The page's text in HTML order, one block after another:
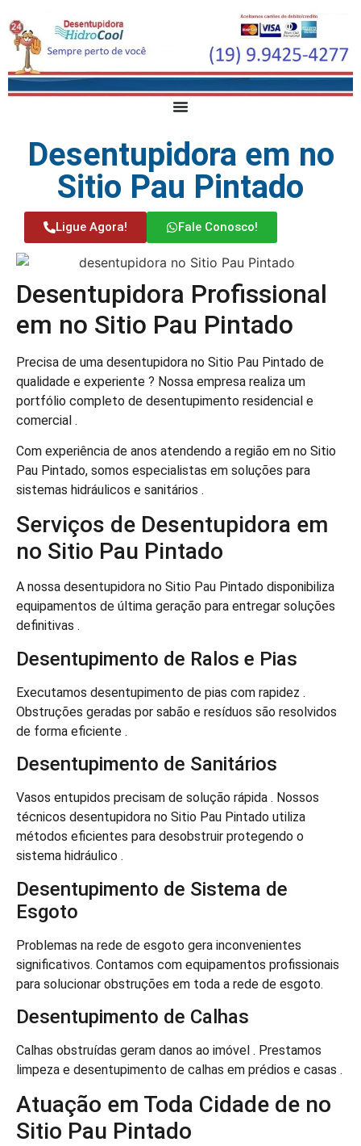
Desentupidora em no
Sitio Pau Pintado
Ligue Agora! Fale Conosco!
Desentupidora Profissional
em no Sitio Pau Pintado
Precisa de uma desentupidora no Sitio Pau Pintado de
qualidade e experiente ? Nossa empresa realiza um
portfólio completo de desentupimento residencial e
comercial .
Com experiência de anos atendendo a região em no Sitio
Pau Pintado, somos especialistas em soluções para
sistemas hidráulicos e sanitários .
Serviços de Desentupidora em
no Sitio Pau Pintado
A nossa desentupidora no Sitio Pau Pintado disponibiliza
equipamentos de última geração para entregar soluções
definitivas .
Desentupimento de Ralos e Pias
Executamos desentupimento de pias com rapidez .
Obstruções geradas por sabão e resíduos são resolvidos
de forma eficiente .
Desentupimento de Sanitários
Vasos entupidos precisam de solução rápida . Nossos
técnicos desentupidora no Sitio Pau Pintado utiliza
métodos eficientes para desobstruir protegendo o
sistema hidráulico .
Desentupimento de Sistema de
Esgoto
Problemas na rede de esgoto gera inconvenientes
significativos. Contamos com equipamentos profissionais
para solucionar obstruções em toda a rede de esgoto.
Desentupimento de Calhas
Calhas obstruídas geram danos ao imóvel . Prestamos
limpeza e desentupimento de calhas em prédios e casas .
Atuação em Toda Cidade de no
Sitio Pau Pintado